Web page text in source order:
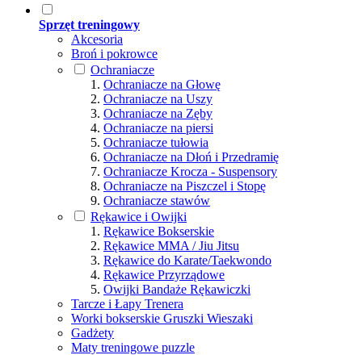
Sprzęt treningowy
Akcesoria
Broń i pokrowce
Ochraniacze
Ochraniacze na Głowę
Ochraniacze na Uszy
Ochraniacze na Zęby
Ochraniacze na piersi
Ochraniacze tułowia
Ochraniacze na Dłoń i Przedramię
Ochraniacze Krocza - Suspensory
Ochraniacze na Piszczel i Stopę
Ochraniacze stawów
Rękawice i Owijki
Rękawice Bokserskie
Rękawice MMA / Jiu Jitsu
Rękawice do Karate/Taekwondo
Rękawice Przyrządowe
Owijki Bandaże Rękawiczki
Tarcze i Łapy Trenera
Worki bokserskie Gruszki Wieszaki
Gadżety
Maty treningowe puzzle